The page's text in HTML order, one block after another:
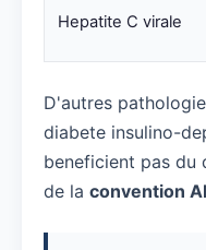
Hepatite C virale
D'autres
diabete insulino-
beneficient pas du
de la convention